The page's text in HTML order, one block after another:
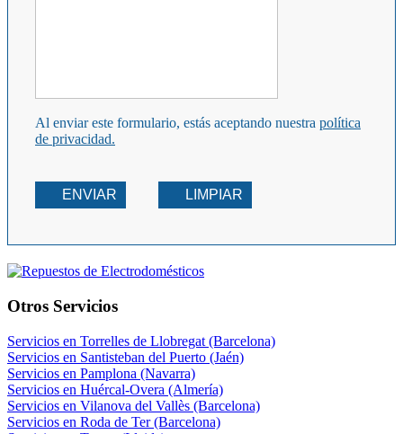
Al enviar este formulario, estás aceptando nuestra política
de privacidad.
ENVIAR LIMPIAR
Otros Servicios
Servicios en Torrelles de Llobregat (Barcelona)
Servicios en Santisteban del Puerto (Jaén)
Servicios en Pamplona (Navarra)
Servicios en Huércal-Overa (Almería)
Servicios en Vilanova del Vallès (Barcelona)
Servicios en Roda de Ter (Barcelona)